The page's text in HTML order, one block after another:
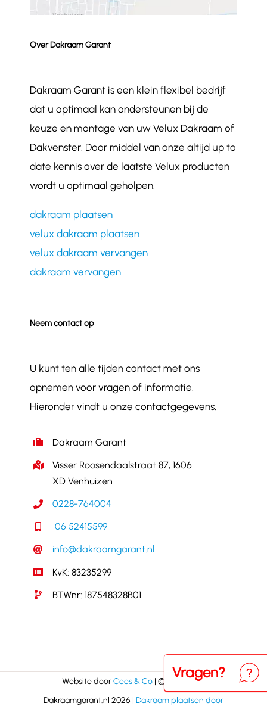
Over Dakraam Garant
Dakraam Garant is een klein flexibel bedrijf
dat u optimaal kan ondersteunen bij de
keuze en montage van uw Velux Dakraam of
Dakvenster. Door middel van onze altijd up to
date kennis over de laatste Velux producten
wordt u optimaal geholpen.
dakraam plaatsen
velux dakraam plaatsen
velux dakraam vervangen
dakraam vervangen
Neem contact op
U kunt ten alle tijden contact met ons
opnemen voor vragen of informatie.
Hieronder vindt u onze contactgegevens.
Dakraam Garant
Visser Roosendaalstraat 87, 1606
XD Venhuizen
0228-764004
06 52415599
info@dakraamgarant.nl
KvK: 83235299
BTWnr: 187548328B01
Website doorCees & Co | © Copyright
Dakraamgarant.nl 2026 | Dakraam plaatsen door
Vragen?